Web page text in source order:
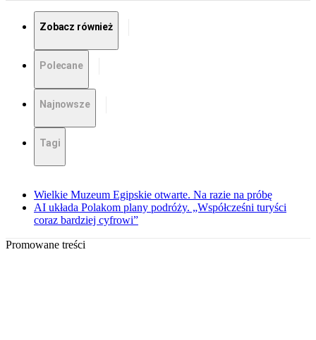
Zobacz również
Polecane
Najnowsze
Tagi
Wielkie Muzeum Egipskie otwarte. Na razie na próbę
AI układa Polakom plany podróży. „Współcześni turyści
coraz bardziej cyfrowi”
Promowane treści